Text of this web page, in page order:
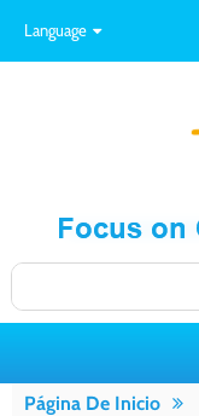
Language
Página De Inicio